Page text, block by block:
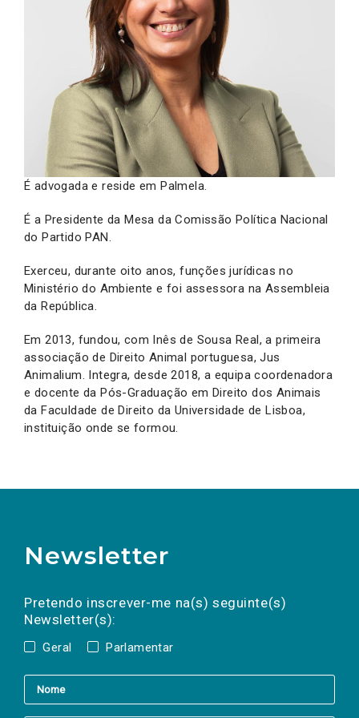
É advogada e reside em Palmela.
É a Presidente da Mesa da Comissão Política Nacional
do Partido PAN.
Exerceu, durante oito anos, funções jurídicas no
Ministério do Ambiente e foi assessora na Assembleia
da República.
Em 2013, fundou, com Inês de Sousa Real, a primeira
associação de Direito Animal portuguesa, Jus
Animalium. Integra, desde 2018, a equipa coordenadora
e docente da Pós-Graduação em Direito dos Animais
da Faculdade de Direito da Universidade de Lisboa,
instituição onde se formou.
Newsletter
Pretendo inscrever-me na(s) seguinte(s)
Newsletter(s):
Geral Parlamentar
a(s) newsletter(s).
mail